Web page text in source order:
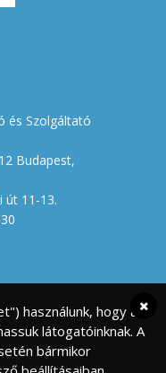
és Szolgáltató
Budapest,
út 11-13.
Készítette
használunk, hogy a
látogatóinknak. A
bármikor